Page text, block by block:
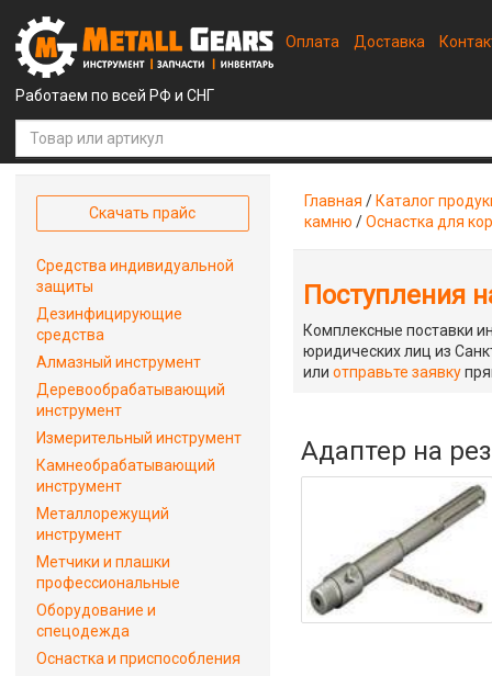
Работаем по всей РФ и СНГ
Оплата Доставка
Главная / Каталог
камню /Оснастка для
Поступления
Комплексные поставки
юридических лиц из
илиотправьте заявку
Адаптер на
Скачать прайс
Средства индивидуальной
защиты
Дезинфицирующие
средства
Алмазный инструмент
Деревообрабатывающий
инструмент
Измерительный инструмент
Камнеобрабатывающий
инструмент
Металлорежущий
инструмент
Метчики и плашки
профессиональные
Оборудование и
спецодежда
Оснастка и приспособления